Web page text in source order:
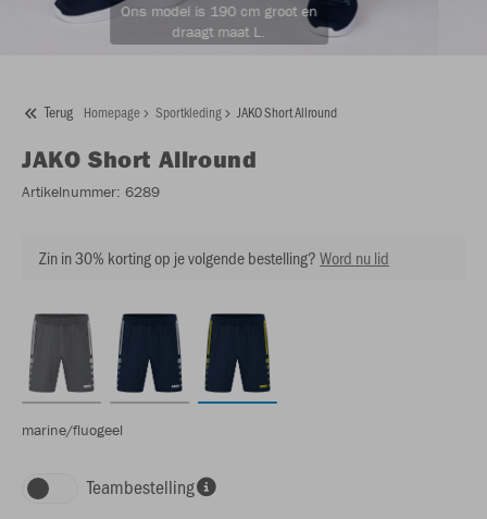
Ons model is 190 cm groot en
draagt maat L.
Terug Homepage Sportkleding JAKO Short Allround
JAKO Short Allround
Artikelnummer: 6289
Zin in 30% korting op je volgende bestelling?Word nu lid
marine/fluogeel
Teambestelling